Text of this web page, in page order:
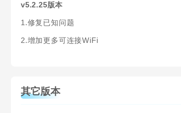
v5.2.25版本
1.修复已知问题
2.增加更多可连接WiFi
其它版本